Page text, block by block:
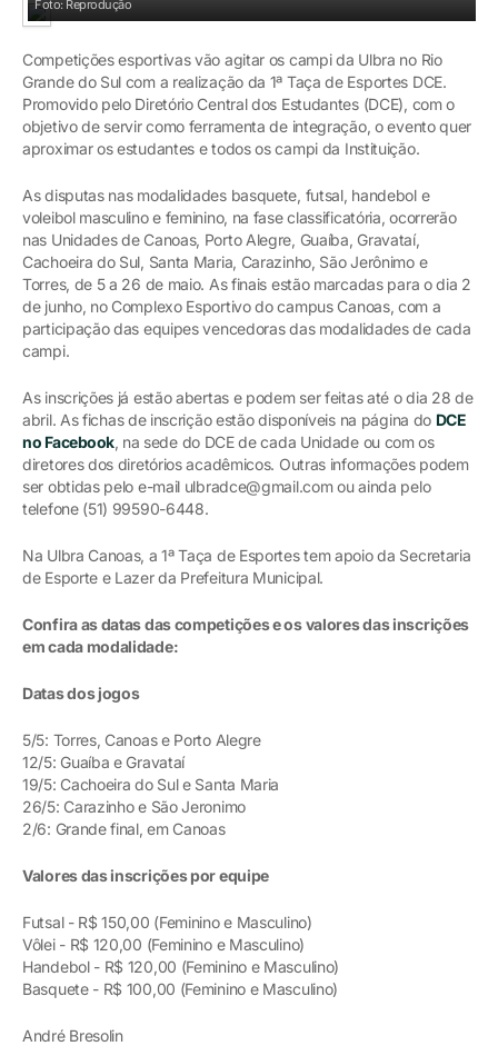
Foto: Reprodução
Competições esportivas vão agitar os campi da Ulbra no Rio
Grande do Sul com a realização da 1ª Taça de Esportes DCE.
Promovido pelo Diretório Central dos Estudantes (DCE), com o
objetivo de servir como ferramenta de integração, o evento quer
aproximar os estudantes e todos os campi da Instituição.
As disputas nas modalidades basquete, futsal, handebol e
voleibol masculino e feminino, na fase classificatória, ocorrerão
nas Unidades de Canoas, Porto Alegre, Guaíba, Gravataí,
Cachoeira do Sul, Santa Maria, Carazinho, São Jerônimo e
Torres, de 5 a 26 de maio. As finais estão marcadas para o dia 2
de junho, no Complexo Esportivo do campus Canoas, com a
participação das equipes vencedoras das modalidades de cada
campi.
As inscrições já estão abertas e podem ser feitas até o dia 28 de
abril. As fichas de inscrição estão disponíveis na página do DCE
no Facebook, na sede do DCE de cada Unidade ou com os
diretores dos diretórios acadêmicos. Outras informações podem
ser obtidas pelo e-mail ulbradce@gmail.com ou ainda pelo
telefone (51) 99590-6448.
Na Ulbra Canoas, a 1ª Taça de Esportes tem apoio da Secretaria
de Esporte e Lazer da Prefeitura Municipal.
Confira as datas das competições e os valores das inscrições
em cada modalidade:
Datas dos jogos
5/5: Torres, Canoas e Porto Alegre
12/5: Guaíba e Gravataí
19/5: Cachoeira do Sul e Santa Maria
26/5: Carazinho e São Jeronimo
2/6: Grande final, em Canoas
Valores das inscrições por equipe
Futsal - R$ 150,00 (Feminino e Masculino)
Vôlei - R$ 120,00 (Feminino e Masculino)
Handebol - R$ 120,00 (Feminino e Masculino)
Basquete - R$ 100,00 (Feminino e Masculino)
André Bresolin